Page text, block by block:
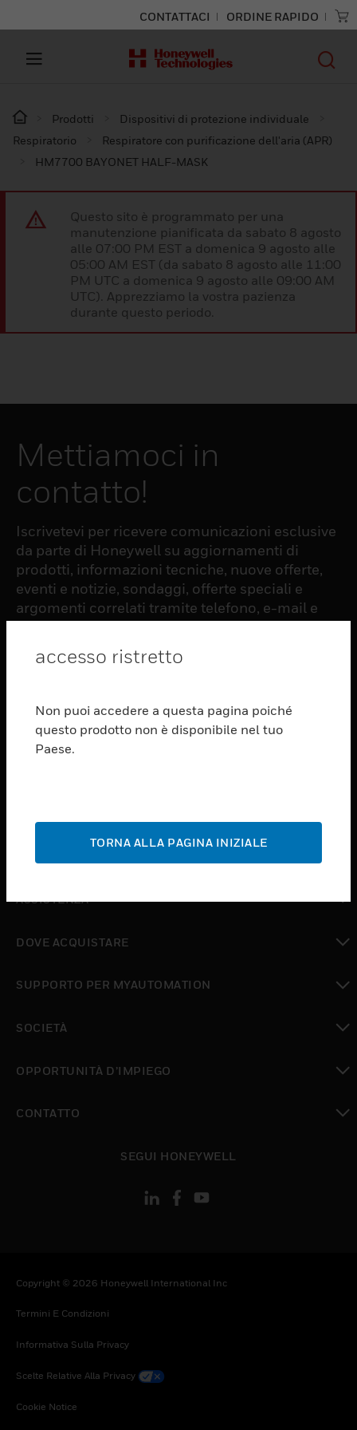
CONTATTACI ORDINE RAPIDO
Prodotti
Dispositivi di protezione individuale
Respiratorio
Respiratore con purificazione dell'aria (APR)
HM7700 BAYONET HALF-MASK
Questo sito è programmato per una
manutenzione pianificata da sabato 8 agosto
alle 07:00 PM EST a domenica 9 agosto alle
05:00 AM EST (da sabato 8 agosto alle 11:00
PM UTC a domenica 9 agosto alle 09:00 AM
UTC). Apprezziamo la vostra pazienza
durante questo periodo.
Mettiamoci in
contatto!
Iscrivetevi per ricevere comunicazioni esclusive
da parte di Honeywell su aggiornamenti di
prodotti, informazioni tecniche, nuove offerte,
eventi e notizie, sondaggi, offerte speciali e
argomenti correlati tramite telefono, e-mail e
PRODUCTS
toggle view
ASSISTENZA
DOVE ACQUISTARE
SUPPORTO PER MYAUTOMATION
SOCIETÀ
OPPORTUNITÀ D’IMPIEGO
CONTATTO
SEGUI HONEYWELL
Copyright © 2026 Honeywell International Inc
Termini E Condizioni
Informativa Sulla Privacy
Scelte Relative Alla Privacy
Cookie Notice
accesso ristretto
Non puoi accedere a questa pagina poiché
questo prodotto non è disponibile nel tuo
Paese.
TORNA ALLA PAGINA INIZIALE